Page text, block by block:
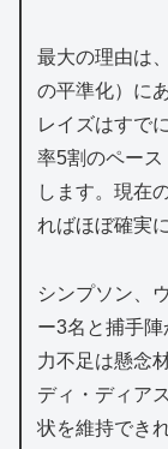
最大の理由は
の平準化）に
レイズはすで
率5割のペー
します。現在
ればほぼ確実
シンプソン、
ー3名と捕手
力不足は懸念
ディ・ディア
状を維持でき